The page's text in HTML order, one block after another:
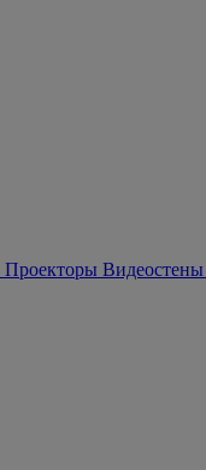
Проекторы Видеостены